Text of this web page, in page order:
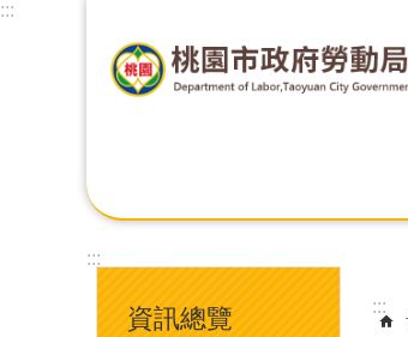
:::
:::
資訊總覽 :::